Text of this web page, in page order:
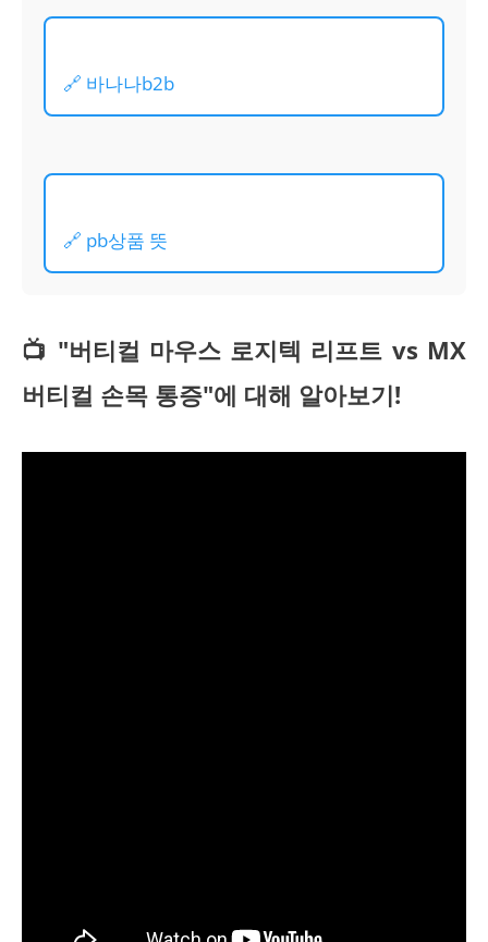
🔗 바나나b2b
🔗 pb상품 뜻
📺 "버티컬 마우스 로지텍 리프트 vs MX
버티컬 손목 통증"에 대해 알아보기!